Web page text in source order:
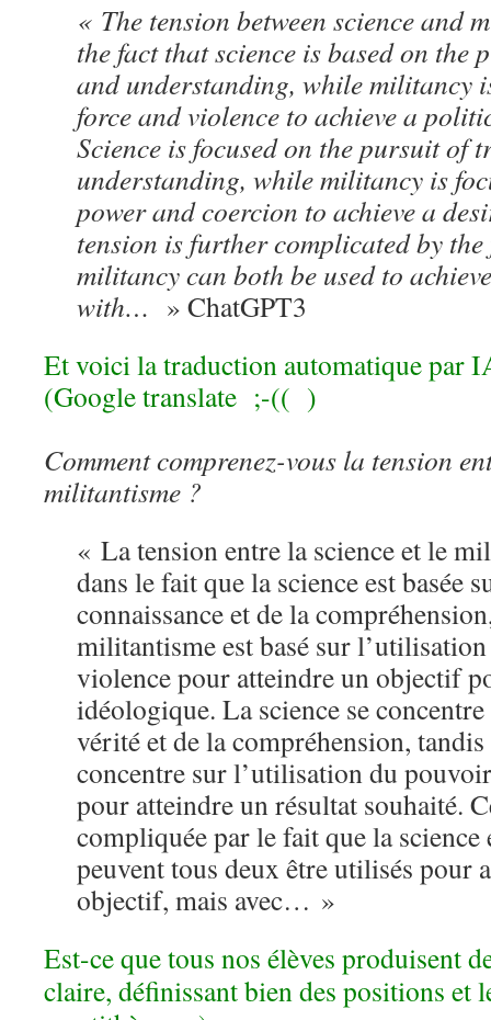
« The tension between science and
the fact that science is based on the
and understanding, while militancy
force and violence to achieve a
Science is focused on the pursuit of
understanding, while militancy is
power and coercion to achieve a
tension is further complicated by
militancy can both be used to
with… » ChatGPT3
Et voici la traduction automatique par
(Google translate ;-(( )
Comment comprenez-vous la tension
militantisme ?
« La tension entre la science et le
dans le fait que la science est basée
connaissance et de la
militantisme est basé sur
violence pour atteindre un objectif
idéologique. La science se
vérité et de la compréhension,
concentre sur l’utilisation du
pour atteindre un résultat souhaité.
compliquée par le fait que la
peuvent tous deux être utilisés pour
objectif, mais avec… »
Est-ce que tous nos élèves produisent
claire, définissant bien des positions et